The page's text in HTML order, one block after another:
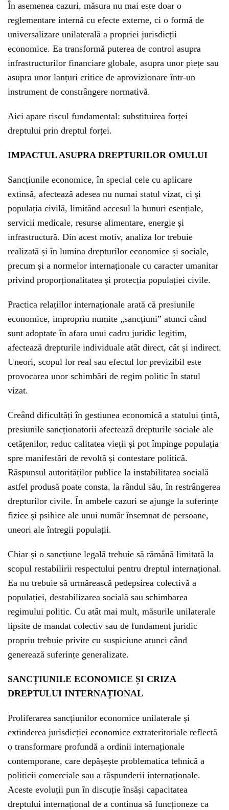
În asemenea cazuri, măsura nu mai este doar o
reglementare internă cu efecte externe, ci o formă de
universalizare unilaterală a propriei jurisdicții
economice. Ea transformă puterea de control asupra
infrastructurilor financiare globale, asupra unor piețe sau
asupra unor lanțuri critice de aprovizionare într-un
instrument de constrângere normativă.
Aici apare riscul fundamental: substituirea forței
dreptului prin dreptul forței.
IMPACTUL ASUPRA DREPTURILOR OMULUI
Sancțiunile economice, în special cele cu aplicare
extinsă, afectează adesea nu numai statul vizat, ci și
populația civilă, limitând accesul la bunuri esențiale,
servicii medicale, resurse alimentare, energie și
infrastructură. Din acest motiv, analiza lor trebuie
realizată și în lumina drepturilor economice și sociale,
precum și a normelor internaționale cu caracter umanitar
privind proporționalitatea și protecția populației civile.
Practica relațiilor internaționale arată că presiunile
economice, impropriu numite „sancțiuni” atunci când
sunt adoptate în afara unui cadru juridic legitim,
afectează drepturile individuale atât direct, cât și indirect.
Uneori, scopul lor real sau efectul lor previzibil este
provocarea unor schimbări de regim politic în statul
vizat.
Creând dificultăți în gestiunea economică a statului țintă,
presiunile sancționatorii afectează drepturile sociale ale
cetățenilor, reduc calitatea vieții și pot împinge populația
spre manifestări de revoltă și contestare politică.
Răspunsul autorităților publice la instabilitatea socială
astfel produsă poate consta, la rândul său, în restrângerea
drepturilor civile. În ambele cazuri se ajunge la suferințe
fizice și psihice ale unui număr însemnat de persoane,
uneori ale întregii populații.
Chiar și o sancțiune legală trebuie să rămână limitată la
scopul restabilirii respectului pentru dreptul internațional.
Ea nu trebuie să urmărească pedepsirea colectivă a
populației, destabilizarea socială sau schimbarea
regimului politic. Cu atât mai mult, măsurile unilaterale
lipsite de mandat colectiv sau de fundament juridic
propriu trebuie privite cu suspiciune atunci când
generează suferințe generalizate.
SANCȚIUNILE ECONOMICE ȘI CRIZA
DREPTULUI INTERNAȚIONAL
Proliferarea sancțiunilor economice unilaterale și
extinderea jurisdicției economice extrateritoriale reflectă
o transformare profundă a ordinii internaționale
contemporane, care depășește problematica tehnică a
politicii comerciale sau a răspunderii internaționale.
Aceste evoluții pun în discuție însăși capacitatea
dreptului internațional de a continua să funcționeze ca